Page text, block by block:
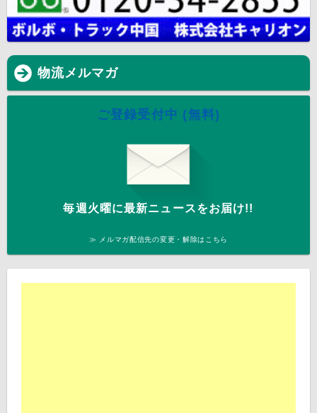
物流メルマガ
ご登録受付中 (無料)
毎週火曜に最新ニュースをお届け!!
≫ メルマガ配信先の変更・解除はこちら